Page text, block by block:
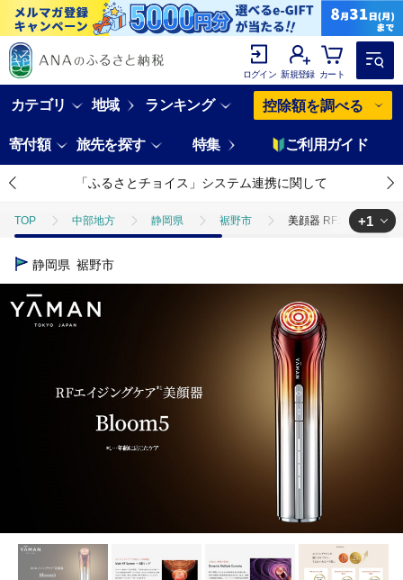
ログイン 新規登録 カート
カテゴリ 地域 ランキング 控除額を調べる
寄付額 旅先を探す 特集 ご利用ガイド
「ふるさとチョイス」システム連携に関して
TOP 中部地方 静岡県 裾野市 美顔器 RFエイジング
TOP
+1
静岡県 裾野市